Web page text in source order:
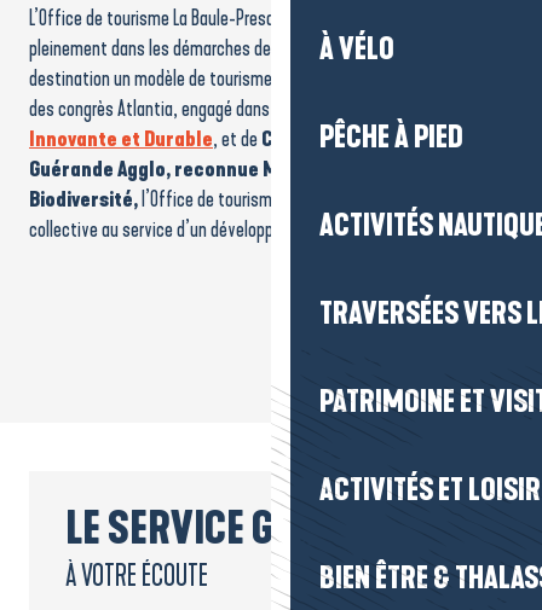
À VÉLO
PÊCHE À PIED
ACTIVITÉS
TRAVERSÉES VERS
PATRIMOINE ET
ACTIVITÉS ET
BIEN ÊTRE &
L’Office de tourisme La Baule-Presqu’île de Guérande s’inscrit
pleinement dans les démarches de territoire visant à faire de la
destination un modèle de tourisme responsable. Aux côtés du Palais
des congrès Atlantia, engagé dans une stratégie de
Innovante et Durable, et deCapAtlantique La Baule-
Guérande Agglo, reconnue Meilleure Agglo pour la
Biodiversité, l’Office de tourisme participe à une dynamique
collective au service d’un développement équilibré du territoire.
LE SERVICE GROUPES
À VOTRE ÉCOUTE